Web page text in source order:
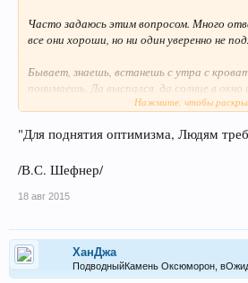
Часто задаюсь этим вопросом. Много
все они хороши, но ни один уверенно не
Бывает, знаешь, встанешь с утра с
понимаешь. Да выспался, да солнце в окно
и даже идти ни куда не нужно, даже на
поднимать, тоже не получается. Обычно
становится. Должно быть в преддверии
Кто-то скажет, что Я сова. Ну и что с
Нажмите, чтобы
"Для поднятия оптимизма, Людям
/В.С. Шефнер/
18 авг 2015
ХанДжа
ПодводныйКамень Оксюморон,